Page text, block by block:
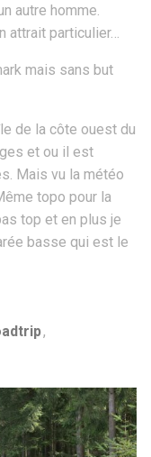
autre homme.
attrait particulier…
mais sans but
de la côte ouest du
et ou il est
Mais vu la météo
topo pour la
top et en plus je
basse qui est le
,